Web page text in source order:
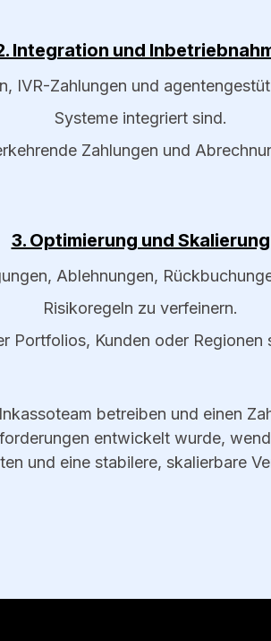
Integration und
IVR-Zahlungen und
Systeme integriert sind.
Zahlungen und
3. Optimierung und Skalierung
Ablehnungen,
Risikoregeln zu verfeinern.
Portfolios, Kunden oder
betreiben und einen
entwickelt wurde,
und eine stabilere, skalierbare